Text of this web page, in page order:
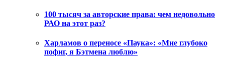
100 тысяч за авторские права: чем недовольно
РАО на этот раз?
Харламов о переносе «Паука»: «Мне глубоко
пофиг, я Бэтмена люблю»